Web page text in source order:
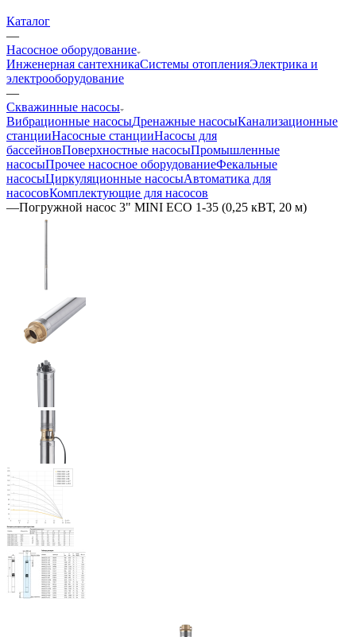
Каталог
—
Насосное оборудование
Инженерная сантехникаСистемы отопленияЭлектрика и
электрооборудование
—
Скважинные насосы
Вибрационные насосыДренажные насосыКанализационные
станцииНасосные станцииНасосы для
бассейновПоверхностные насосыПромышленные
насосыПрочее насосное оборудованиеФекальные
насосыЦиркуляционные насосыАвтоматика для
насосовКомплектующие для насосов
—Погружной насос 3" MINI ECO 1-35 (0,25 кВТ, 20 м)